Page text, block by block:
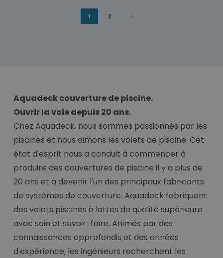
1 2
Aquadeck couverture de piscine.
Ouvrir la voie depuis 20 ans.
Chez Aquadeck, nous sommes passionnés par les
piscines et nous aimons les volets de piscine. Cet
état d'esprit nous a conduit à commencer à
produire des couvertures de piscine il y a plus de
20 ans et à devenir l'un des principaux fabricants
de systèmes de couverture. Aquadeck fabriquent
des volets piscines à lattes de qualité supérieure
avec soin et savoir-faire. Animés par des
connaissances approfondis et des années
d'expérience, les ingénieurs recherchent les